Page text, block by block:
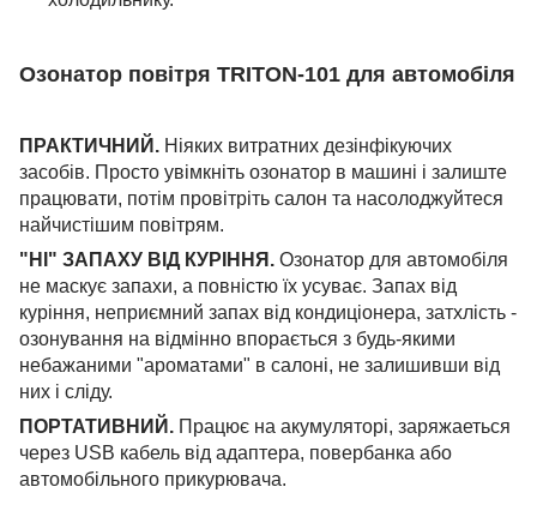
Озонатор повітря TRITON-101 для автомобіля
ПРАКТИЧНИЙ. Ніяких витратних дезінфікуючих
засобів. Просто увімкніть озонатор в машині і залиште
працювати, потім провітріть салон та насолоджуйтеся
найчистішим повітрям.
"НІ" ЗАПАХУ ВІД КУРІННЯ. Озонатор для автомобіля
не маскує запахи, а повністю їх усуває. Запах від
куріння, неприємний запах від кондиціонера, затхлість -
озонування на відмінно впорається з будь-якими
небажаними "ароматами" в салоні, не залишивши від
них і сліду.
ПОРТАТИВНИЙ. Працює на акумуляторі, заряжаеться
через USB кабель від адаптера, повербанка або
автомобільного прикурювача.